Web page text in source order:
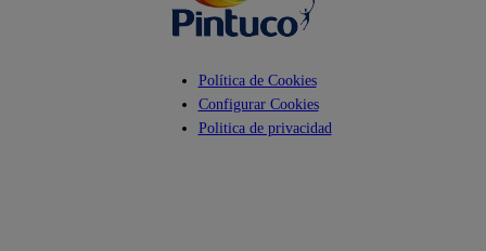
Política de Cookies
Configurar Cookies
Politica de privacidad